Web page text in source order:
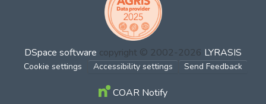
DSpace software copyright © 2002-2026 LYRASIS
Cookie settings Accessibility settings Send Feedback
COAR Notify